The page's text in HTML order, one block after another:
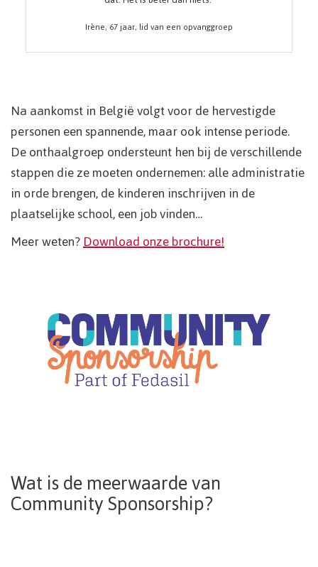
Irène, 67 jaar, lid van een opvanggroep
Na aankomst in België volgt voor de hervestigde
personen een spannende, maar ook intense periode.
De onthaalgroep ondersteunt hen bij de verschillende
stappen die ze moeten ondernemen: alle administratie
in orde brengen, de kinderen inschrijven in de
plaatselijke school, een job vinden…
Meer weten?Download onze brochure!
Wat is de meerwaarde van
Community Sponsorship?